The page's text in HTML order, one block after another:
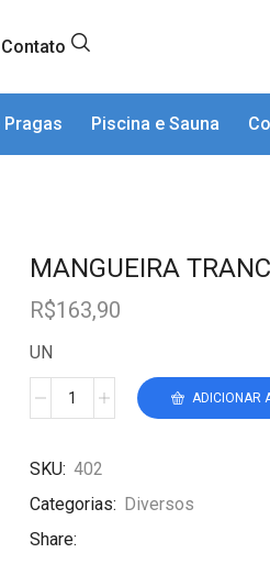
Contato
Pragas Piscina e Sauna
MANGUEIRA
R$163,90
UN
ADICIONAR
SKU: 402
Categorias: Diversos
Share: